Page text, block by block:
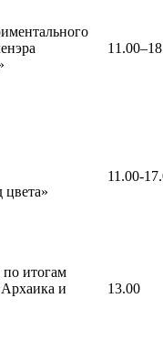
11.00-
по итогам
и
13.00